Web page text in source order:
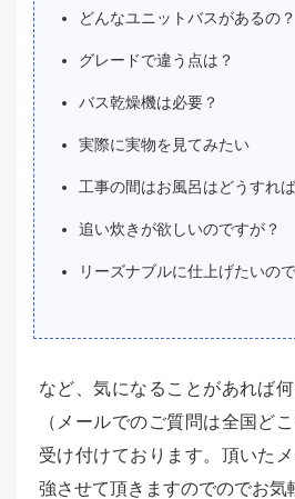
どんなユニットバスがあるの？
グレードで違う点は？
バス乾燥機は必要？
実際に実物を見てみたい
工事の間はお風呂はどうすれ
追い炊きが欲しいのですが？
リーズナブルに仕上げたいの
など、気になることがあれば
（メールでのご質問は全国ど
受け付けております。頂いた
強させて頂きますのでのでお気